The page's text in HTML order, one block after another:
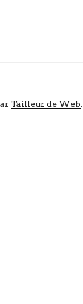
Tailleur de Web.